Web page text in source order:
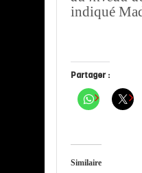
indiqué
Partager :
Similaire